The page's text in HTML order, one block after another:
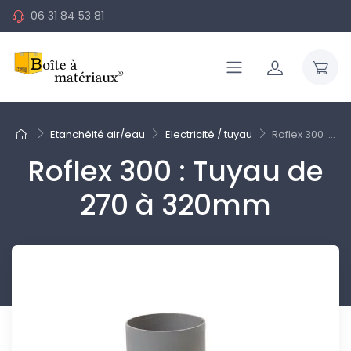
06 31 84 53 81
Etanchéité air/eau Electricité / tuyau Roflex 300 :...
Roflex 300 : Tuyau de
270 à 320mm